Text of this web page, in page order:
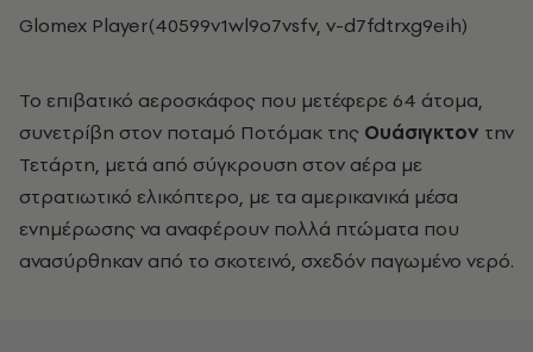
Glomex Player(40599v1wl9o7vsfv, v-d7fdtrxg9eih)
To επιβατικό αεροσκάφος που μετέφερε 64 άτομα,
συνετρίβη στον ποταμό Ποτόμακ της Ουάσιγκτον την
Τετάρτη, μετά από σύγκρουση στον αέρα με
στρατιωτικό ελικόπτερο, με τα αμερικανικά μέσα
ενημέρωσης να αναφέρουν πολλά πτώματα που
ανασύρθηκαν από το σκοτεινό, σχεδόν παγωμένο νερό.